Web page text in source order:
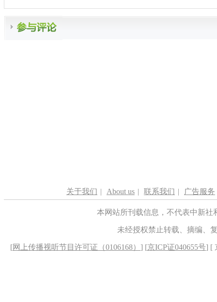
关于我们 | About us | 联系我们 | 广告服务
本网站所刊载信息，不代表中新
未经授权禁止转载、摘编、
[网上传播视听节目许可证（0106168） ] [京ICP证040655号] [